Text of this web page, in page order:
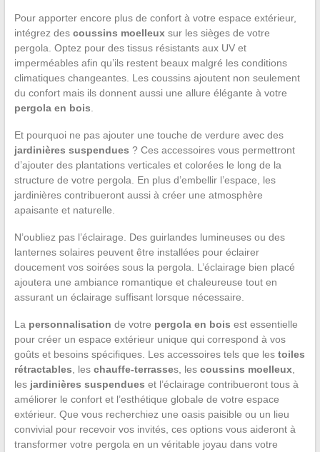
Pour apporter encore plus de confort à votre espace extérieur,
intégrez des coussins moelleuxsur les sièges de votre
pergola. Optez pour des tissus résistants aux UV et
imperméables afin qu’ils restent beaux malgré les conditions
climatiques changeantes. Les coussins ajoutent non seulement
du confort mais ils donnent aussi une allure élégante à votre
pergola en bois
Et pourquoi ne pas ajouter une touche de verdure avec des
jardinières suspendues ? Ces accessoires vous permettront
d’ajouter des plantations verticales et colorées le long de la
structure de votre pergola. En plus d’embellir l’espace, les
jardinières contribueront aussi à créer une atmosphère
apaisante et naturelle.
N’oubliez pas l’éclairage. Des guirlandes lumineuses ou des
lanternes solaires peuvent être installées pour éclairer
doucement vos soirées sous la pergola. L’éclairage bien placé
ajoutera une ambiance romantique et chaleureuse tout en
assurant un éclairage suffisant lorsque nécessaire.
La personnalisation de votre pergola en bois est essentielle
pour créer un espace extérieur unique qui correspond à vos
goûts et besoins spécifiques. Les accessoires tels que les toiles
rétractables , les chauffe-terrasses, les coussins moelleux,
les jardinières suspendues et l’éclairage contribueront tous à
améliorer le confort et l’esthétique globale de votre espace
extérieur. Que vous recherchiez une oasis paisible ou un lieu
convivial pour recevoir vos invités, ces options vous aideront à
transformer votre pergola en un véritable joyau dans votre